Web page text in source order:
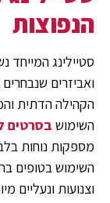
הנפוצות
סטיילינג
ואביזרים
הקהילה הדתית
השימוש בסרטים
מספקות נוחות
השימוש בטופים
וצנועות